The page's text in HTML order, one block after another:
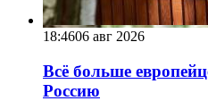
18:4606 авг 2026
Всё больше
Россию